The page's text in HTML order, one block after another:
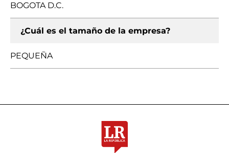
BOGOTA D.C.
¿Cuál es el tamaño de la empresa?
PEQUEÑA